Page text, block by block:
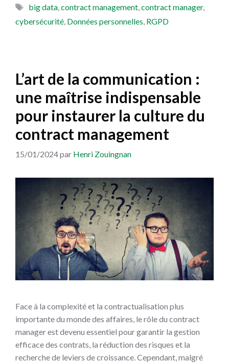
Étiquettes
big data,contract management,contract manager,
cybersécurité, Données personnelles, RGPD
L’art de la communication :
une maîtrise indispensable
pour instaurer la culture du
contract management
15/01/2024par Henri Zouingnan
Face à la complexité et la contractualisation plus
importante du monde des affaires, le rôle du contract
manager est devenu essentiel pour garantir la gestion
efficace des contrats, la réduction des risques et la
recherche de leviers de croissance. Cependant, malgré